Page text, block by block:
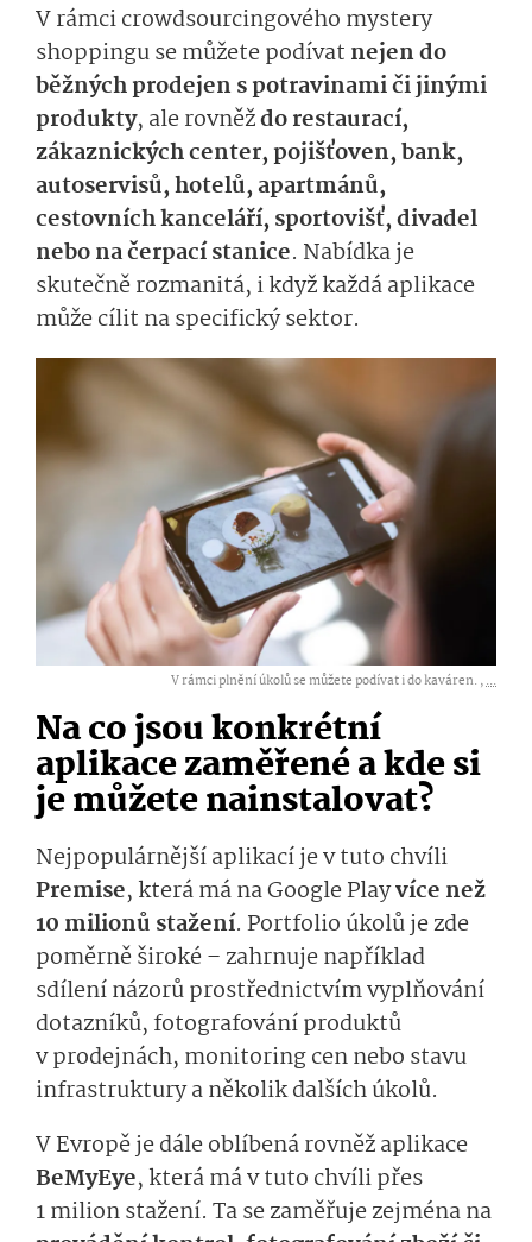
V rámci crowdsourcingového mystery
shoppingu se můžete podívat nejen do
běžných prodejen s potravinami či jinými
produkty, ale rovněždo restaurací,
zákaznických center, pojišťoven, bank,
autoservisů, hotelů, apartmánů,
cestovních kanceláří, sportovišť, divadel
nebo na čerpací stanice. Nabídka je
skutečně rozmanitá, i když každá aplikace
může cílit na specifický sektor.
V rámci plnění úkolů se můžete podívat i do kaváren. ,...
Na co jsou konkrétní
aplikace zaměřené a kde si
je můžete nainstalovat?
Nejpopulárnější aplikací je v tuto chvíli
Premise, která má na Google Playvíce než
10 milionů stažení. Portfolio úkolů je zde
poměrně široké – zahrnuje například
sdílení názorů prostřednictvím vyplňování
dotazníků, fotografování produktů
v prodejnách, monitoring cen nebo stavu
infrastruktury a několik dalších úkolů.
V Evropě je dále oblíbená rovněž aplikace
BeMyEye, která má v tuto chvíli přes
1 milion stažení. Ta se zaměřuje zejména na